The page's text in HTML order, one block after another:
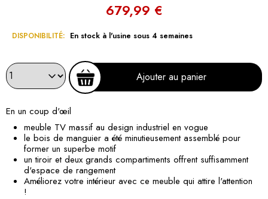
679,99 €
DISPONIBILITÉ: En stock à l'usine sous 4 semaines
Ajouter au panier
En un coup d'œil
meuble TV massif au design industriel en vogue
le bois de manguier a été minutieusement assemblé pour
former un superbe motif
un tiroir et deux grands compartiments offrent suffisamment
d'espace de rangement
Améliorez votre intérieur avec ce meuble qui attire l'attention
!